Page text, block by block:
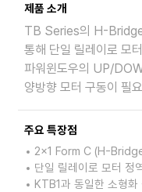
제품 소개
TB Series의 H-
통해 단일 릴레이로 모
파워윈도우의 UP/
양방향 모터 구동이 필
주요 특장점
2×1 Form C (H-
단일 릴레이로 모터 정
KTB1과 동일한 소형화